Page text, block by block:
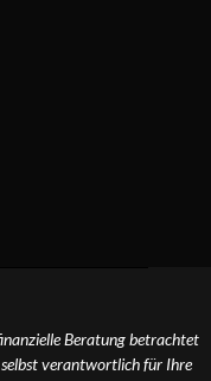
Beratung betrachtet
selbst verantwortlich für Ihre